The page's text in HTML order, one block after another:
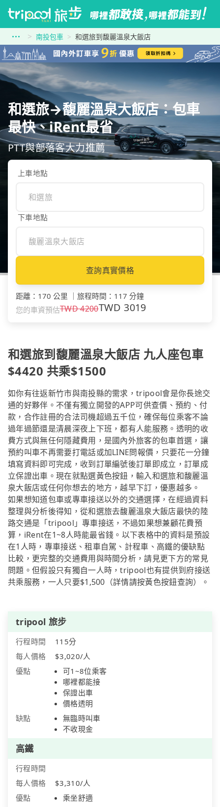
南投包車 和選旅到馥麗溫泉大飯店
和選旅→馥麗溫泉大飯店：包車
最快、iRent最省
PTT與部落客大力推薦
上車地點
下車地點
查詢真實價格
距離 ： 170 公里 旅程時間 ： 117 分鐘
您的車資預估TWD4200TWD 3019
和選旅到馥麗溫泉大飯店 九人座包車
$4420 共乘$1500
如你有往返新竹市與南投縣的需求，tripool會是你長途交
通的好夥伴。不僅有獨立開發的APP可供查價、預約、付
款，合作註冊的合法司機超過五千位，確保每位乘客不論
過年過節還是清晨深夜上下班，都有人能服務。透明的收
費方式與無任何隱藏費用，是國內外旅客的包車首選，讓
預約叫車不再需要打電話或加LINE問報價，只要花一分鐘
填寫資料即可完成，收到訂單編號後訂單即成立，訂單成
立保證出車。現在就點選黃色按鈕，輸入和選旅和馥麗溫
泉大飯店或任何你想去的地方，越早下訂，優惠越多。
如果想知道包車或專車接送以外的交通選擇，在經過資料
整理與分析後得知，從和選旅去馥麗溫泉大飯店最快的陸
路交通是「tripool」專車接送，不過如果想兼顧花費預
算，iRent在1~8人時能最省錢。以下表格中的資料是預設
在1人時，專車接送、租車自駕、計程車、高鐵的優缺點
比較，更完整的交通費用與時間分析，請見更下方的常見
問題。但假設只有獨自一人時，tripool也有提供到府接送
共乘服務，一人只要$1,500（詳情請按黃色按鈕查詢）。
tripool 旅步
行程時間
115分
每人價格
$3,020/人
優點
可1~8位乘客
哪裡都能接
保證出車
價格透明
缺點
無臨時叫車
不收現金
高鐵
行程時間
每人價格
$3,310/人
優點
乘坐舒適